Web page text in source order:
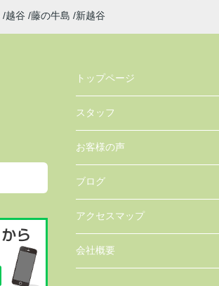
越谷 藤の牛島 新越谷
トップページ
スタッフ
お客様の声
ブログ
アクセスマップ
会社概要